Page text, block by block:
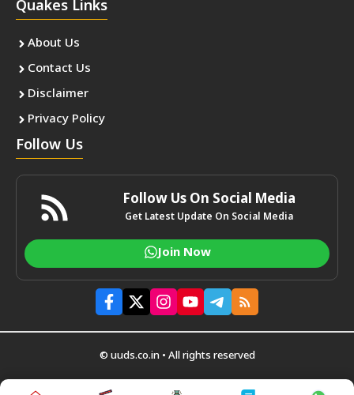
Quakes Links
About Us
Contact Us
Disclaimer
Privacy Policy
Follow Us
Follow Us On Social Media
Get Latest Update On Social Media
Join Now
© uuds.co.in • All rights reserved